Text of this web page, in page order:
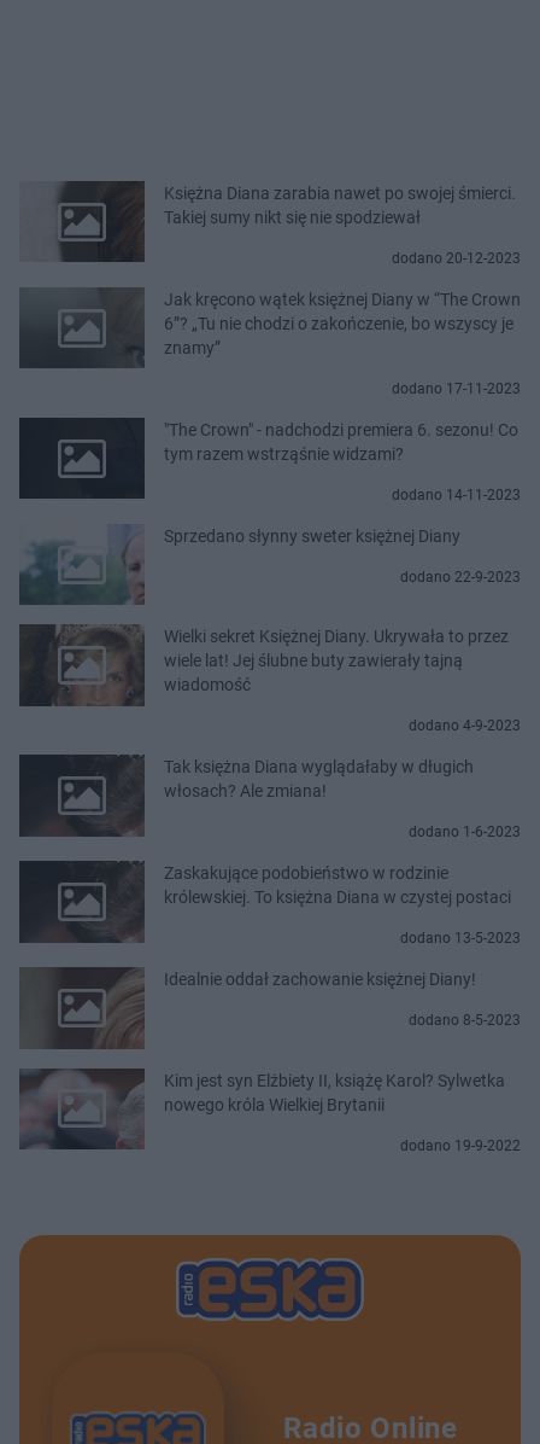
Księżna Diana zarabia nawet po swojej śmierci.
Takiej sumy nikt się nie spodziewał
dodano 20-12-2023
Jak kręcono wątek księżnej Diany w “The Crown
6”? „Tu nie chodzi o zakończenie, bo wszyscy je
znamy”
dodano 17-11-2023
"The Crown" - nadchodzi premiera 6. sezonu! Co
tym razem wstrząśnie widzami?
dodano 14-11-2023
Sprzedano słynny sweter księżnej Diany
dodano 22-9-2023
Wielki sekret Księżnej Diany. Ukrywała to przez
wiele lat! Jej ślubne buty zawierały tajną
wiadomość
dodano 4-9-2023
Tak księżna Diana wyglądałaby w długich
włosach? Ale zmiana!
dodano 1-6-2023
Zaskakujące podobieństwo w rodzinie
królewskiej. To księżna Diana w czystej postaci
dodano 13-5-2023
Idealnie oddał zachowanie księżnej Diany!
dodano 8-5-2023
Kim jest syn Elżbiety II, książę Karol? Sylwetka
nowego króla Wielkiej Brytanii
dodano 19-9-2022
Radio Online